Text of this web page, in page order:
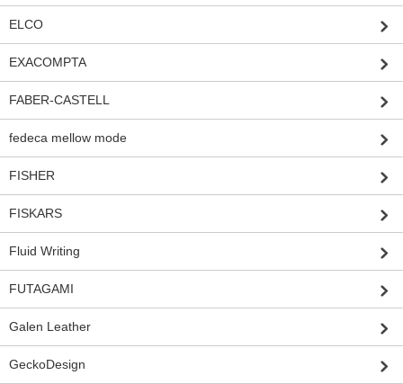
ELCO
EXACOMPTA
FABER-CASTELL
fedeca mellow mode
FISHER
FISKARS
Fluid Writing
FUTAGAMI
Galen Leather
GeckoDesign